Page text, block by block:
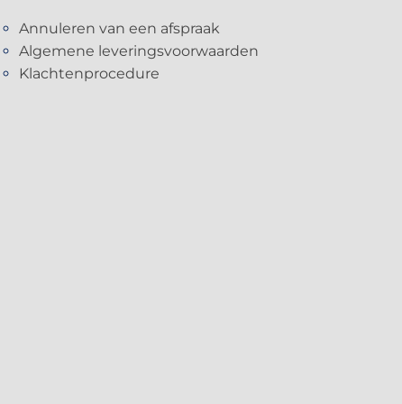
Annuleren van een afspraak
Algemene leveringsvoorwaarden
Klachtenprocedure